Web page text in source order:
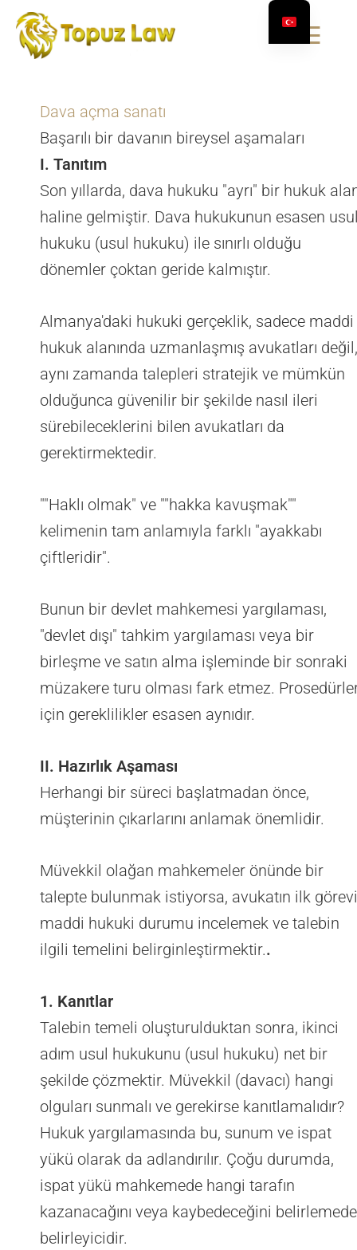
☰
Dava açma sanatı
Başarılı bir davanın bireysel aşamaları
I. Tanıtım
Son yıllarda, dava hukuku "ayrı" bir hukuk
haline gelmiştir. Dava hukukunun esasen
hukuku (usul hukuku) ile sınırlı olduğu
dönemler çoktan geride kalmıştır.
Almanya'daki hukuki gerçeklik, sadece maddi
hukuk alanında uzmanlaşmış avukatları değil,
aynı zamanda talepleri stratejik ve mümkün
olduğunca güvenilir bir şekilde nasıl ileri
sürebileceklerini bilen avukatları da
gerektirmektedir.
""Haklı olmak" ve ""hakka kavuşmak""
kelimenin tam anlamıyla farklı "ayakkabı
çiftleridir".
Bunun bir devlet mahkemesi yargılaması,
"devlet dışı" tahkim yargılaması veya bir
birleşme ve satın alma işleminde bir sonraki
müzakere turu olması fark etmez.
için gereklilikler esasen aynıdır.
II. Hazırlık Aşaması
Herhangi bir süreci başlatmadan önce,
müşterinin çıkarlarını anlamak önemlidir.
Müvekkil olağan mahkemeler önünde bir
talepte bulunmak istiyorsa, avukatın ilk görevi
maddi hukuki durumu incelemek ve talebin
ilgili temelini belirginleştirmektir..
1. Kanıtlar
Talebin temeli oluşturulduktan sonra, ikinci
adım usul hukukunu (usul hukuku) net bir
şekilde çözmektir. Müvekkil (davacı) hangi
olguları sunmalı ve gerekirse kanıtlamalıdır?
Hukuk yargılamasında bu, sunum ve ispat
yükü olarak da adlandırılır. Çoğu durumda,
ispat yükü mahkemede hangi tarafın
kazanacağını veya kaybedeceğini belirlemede
belirleyicidir.